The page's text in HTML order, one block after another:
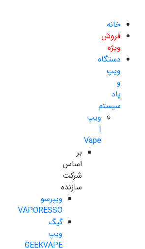
خانه
فروش
ویژه
دستگاه
ویپ
و
پاد
سیستم
ویپ
|
Vape
بر
اساس
شرکت
سازنده
ویپرسو
VAPORESSO
گیگ
ویپ
GEEKVAPE